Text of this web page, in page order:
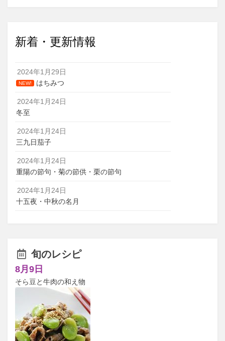
新着・更新情報
2024年1月29日
NEW! はちみつ
2024年1月24日
冬至
2024年1月24日
三九日茄子
2024年1月24日
重陽の節句・菊の節供・栗の節句
2024年1月24日
十五夜・中秋の名月
旬のレシピ
8月9日
そら豆と牛肉の和え物